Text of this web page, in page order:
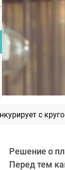
с
Решение о
Перед тем